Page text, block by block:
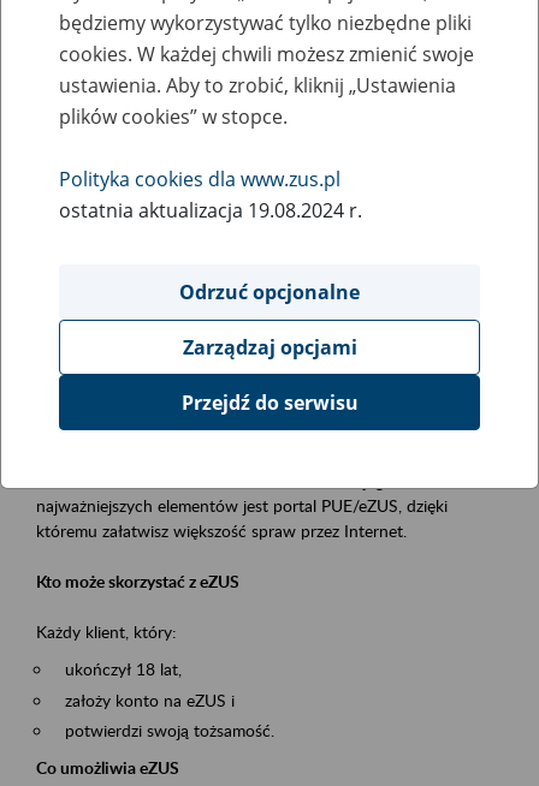
Zaproś ZUS do siebie - zakładanie profili
eZUS w siedzibie Twojej firmy
Rodzaj wydarzenia
Szkolenia
Obszar merytoryczny
obsługa klientów
Opis wydarzenia
Platforma Usług Elektronicznych ZUS eZUS
najważniejszych elementów jest portal PUE/eZUS, dzięki
któremu załatwisz większość spraw przez Internet.
Kto może skorzystać z eZUS
Każdy klient, który:
ukończył 18 lat,
założy konto na eZUS i
potwierdzi swoją tożsamość.
Co umożliwia eZUS
będziemy wykorzystywać tylko niezbędne pliki
cookies. W każdej chwili możesz zmienić swoje
ustawienia. Aby to zrobić, kliknij „Ustawienia
plików cookies” w stopce.
Polityka cookies dla www.zus.pl
ostatnia aktualizacja 19.08.2024 r.
Odrzuć opcjonalne
Zarządzaj opcjami
Przejdź do serwisu